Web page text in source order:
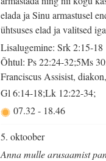
elada ja Sinu armastusel
ühtsuses elad ja valitsed
Lisalugemine: Srk 2:15-18
Õhtul: Ps 22:24-32;5Ms
Franciscus Assisist,
Gl 6:14-18;Lk 12:22-34;
07.32- 18.46
5. oktoober
Anna mulle arusaamist